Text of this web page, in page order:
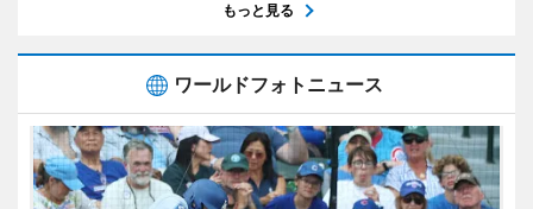
もっと見る
ワールドフォトニュース